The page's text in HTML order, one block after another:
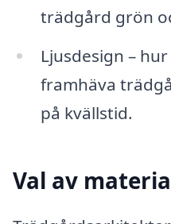
trädgård grön
Ljusdesign –
framhäva
på kvällstid.
Val av